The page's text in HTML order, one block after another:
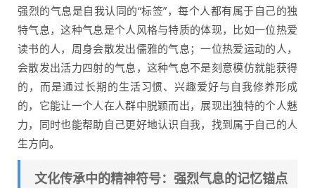
强烈的气息是自我认同的“标签”，每个人都有属于自己的独
特气息，这种气息是个人风格与特质的体现，比如一位热爱
读书的人，周身会散发出儒雅的气息；一位热爱运动的人，
会散发出活力四射的气息，这种气息不是刻意模仿就能获得
的，而是通过长期的生活习惯、兴趣爱好与自我修养形成
的，它能让一个人在人群中脱颖而出，展现出独特的个人魅
力，同时也能帮助自己更好地认识自我，找到属于自己的人
生方向。
文化传承中的精神符号：强烈气息的记忆锚点